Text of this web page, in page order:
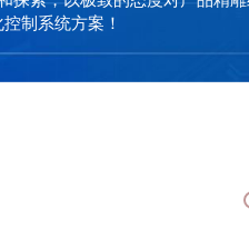
制系统方案！